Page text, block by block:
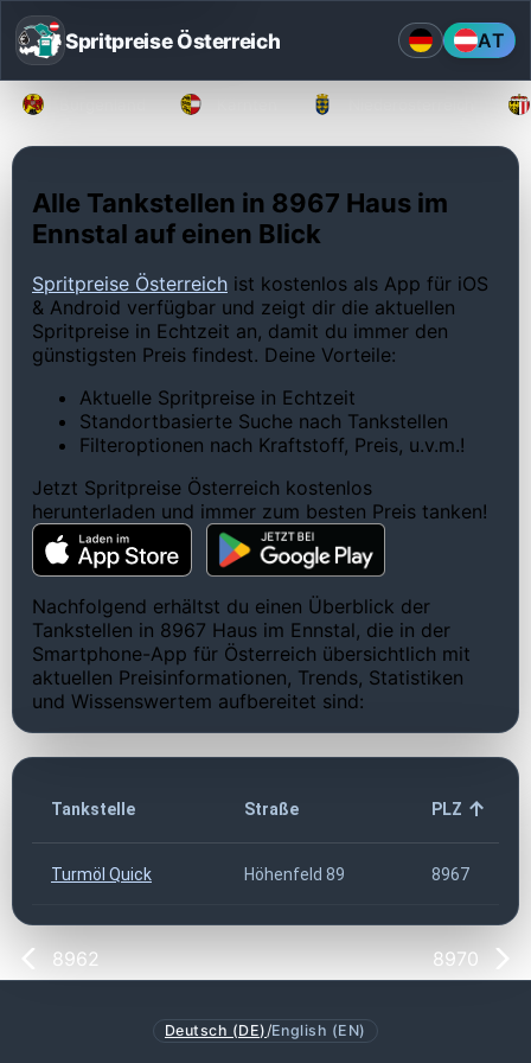
Spritpreise Österreich AT
Alle Tankstellen in 8967 Haus im
Ennstal auf einen Blick
Spritpreise Österreich ist kostenlos als App für iOS
& Android verfügbar und zeigt dir die aktuellen
Spritpreise in Echtzeit an, damit du immer den
günstigsten Preis findest. Deine Vorteile:
Aktuelle Spritpreise in Echtzeit
Standortbasierte Suche nach Tankstellen
Filteroptionen nach Kraftstoff, Preis, u.v.m.!
Jetzt Spritpreise Österreich kostenlos
herunterladen und immer zum besten Preis tanken!
Nachfolgend erhältst du einen Überblick der
Tankstellen in 8967 Haus im Ennstal, die in der
Smartphone-App für Österreich übersichtlich mit
aktuellen Preisinformationen, Trends, Statistiken
und Wissenswertem aufbereitet sind:
Tankstelle Straße PLZ
Turmöl Quick Höhenfeld 89 8967
8962 8970
Deutsch (DE) /English (EN)